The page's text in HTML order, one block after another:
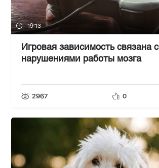
19:13
Игровая зависимость связана с
нарушениями работы мозга
2967 0